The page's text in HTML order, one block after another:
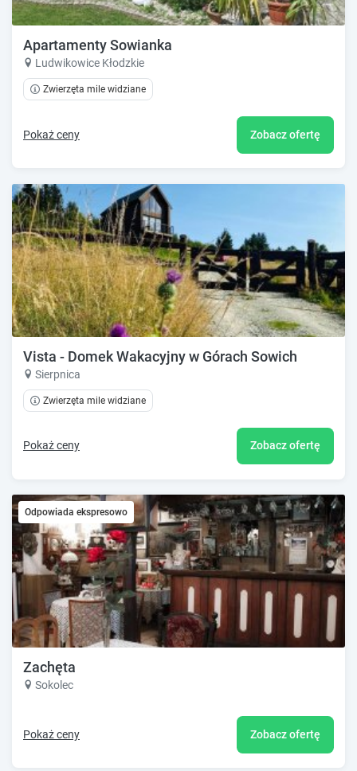
Apartamenty Sowianka
Ludwikowice Kłodzkie
Zwierzęta mile widziane
Pokaż ceny Zobacz ofertę
Vista - Domek Wakacyjny w Górach Sowich
Sierpnica
Zwierzęta mile widziane
Pokaż ceny Zobacz ofertę
Odpowiada ekspresowo
Zachęta
Sokolec
Pokaż ceny Zobacz ofertę